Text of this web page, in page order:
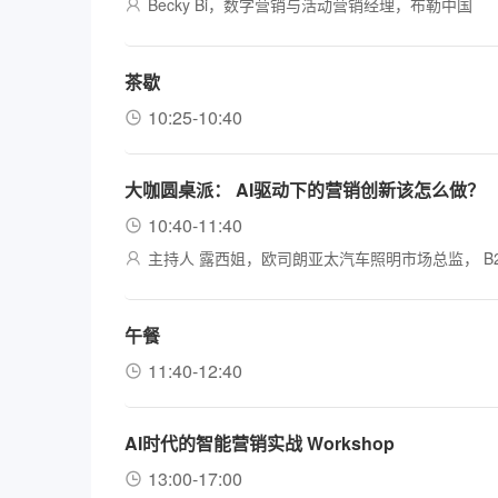
茶歇
10:25-10:40
大咖圆桌派： AI驱动下的营销创新该怎么做？
10:40-11:40
主持人 露西姐，欧司朗亚太汽车照明市场总监，
午餐
11:40-12:40
AI时代的智能营销实战 Workshop
13:00-17:00